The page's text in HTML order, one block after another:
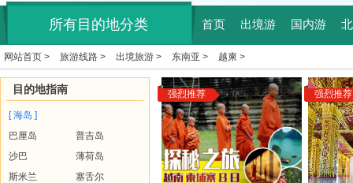
所有目的地分类 首页 出境游 国内游
网站首页 > 旅游线路 > 出境旅游 > 东南亚 > 越柬 >
目的地指南
[ 海岛 ]
巴厘岛
普吉岛
沙巴
薄荷岛
斯米兰
塞舌尔
强烈推荐 强烈推荐